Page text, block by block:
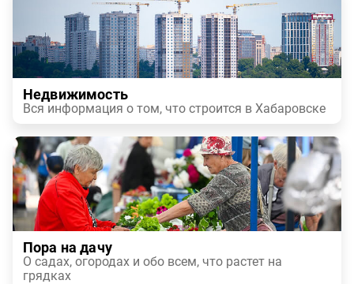
Недвижимость
Вся информация о том, что строится в Хабаровске
Пора на дачу
О садах, огородах и обо всем, что растет на
грядках